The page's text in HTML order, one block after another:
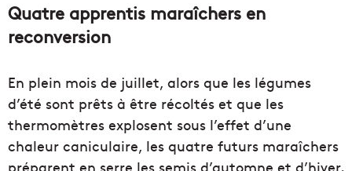
Quatre apprentis maraîchers en
reconversion
En plein mois de juillet, alors que les légumes
d’été sont prêts à être récoltés et que les
thermomètres explosent sous l’effet d’une
chaleur caniculaire, les quatre futurs maraîchers
préparent en serre les semis d’automne et d’hiver.